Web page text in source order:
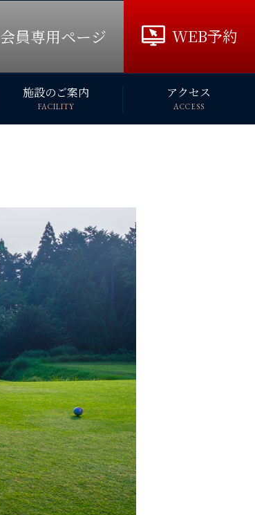
会員専用ページ WEB予約
施設のご案内
FACILITY
アクセス
ACCESS